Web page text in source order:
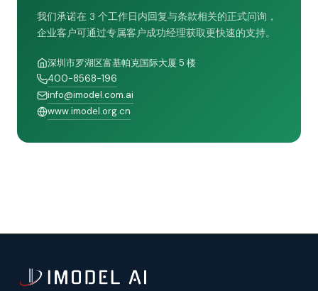
我们承诺在 3 个工作日内回复与条款相关的正式问询，
企业客户可通过专属客户成功经理获取更快速的支持。
深圳市罗湖区富基帕克国际大厦 5 楼
400-8568-196
info@imodel.com.ai
www.imodel.org.cn